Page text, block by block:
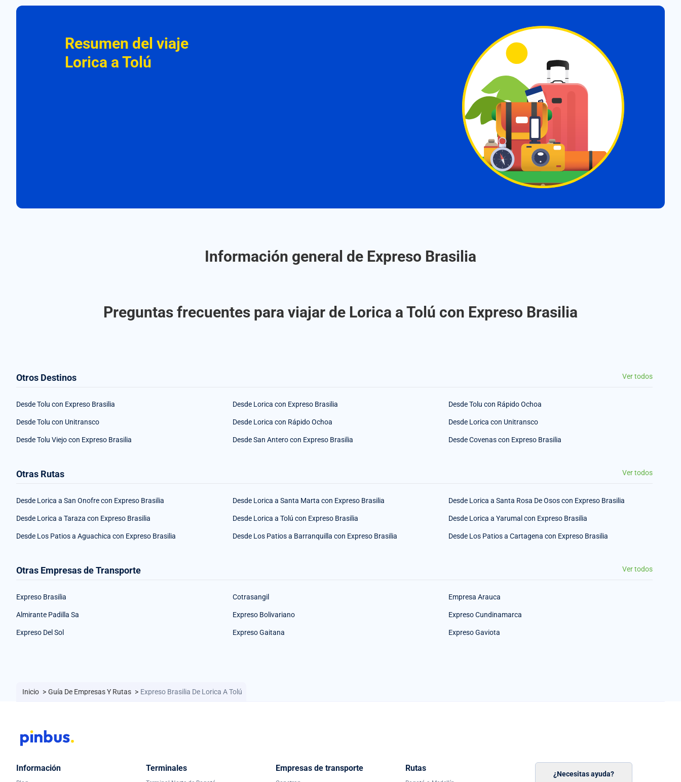
Resumen del viaje
Lorica a Tolú
Información general de Expreso Brasilia
Preguntas frecuentes para viajar de Lorica a Tolú con Expreso Brasilia
Otros Destinos Ver todos
Desde Tolu con Expreso Brasilia Desde Lorica con Expreso Brasilia Desde Tolu con Rápido Ochoa
Desde Tolu con Unitransco Desde Lorica con Rápido Ochoa Desde Lorica con Unitransco
Desde Tolu Viejo con Expreso Brasilia Desde San Antero con Expreso Brasilia Desde Covenas con Expreso Brasilia
Otras Rutas Ver todos
Desde Lorica a San Onofre con Expreso Brasilia Desde Lorica a Santa Marta con Expreso Brasilia Desde Lorica a Santa Rosa De Osos con Expreso Brasilia
Desde Lorica a Taraza con Expreso Brasilia Desde Lorica a Tolú con Expreso Brasilia Desde Lorica a Yarumal con Expreso Brasilia
Desde Los Patios a Aguachica con Expreso Brasilia Desde Los Patios a Barranquilla con Expreso Brasilia Desde Los Patios a Cartagena con Expreso Brasilia
Otras Empresas de Transporte Ver todos
Expreso Brasilia Cotrasangil Empresa Arauca
Almirante Padilla Sa Expreso Bolivariano Expreso Cundinamarca
Expreso Del Sol Expreso Gaitana Expreso Gaviota
Inicio > Guía De Empresas Y Rutas > Expreso Brasilia De Lorica A Tolú
Información Terminales Empresas de transporte Rutas
¿Necesitas ayuda?